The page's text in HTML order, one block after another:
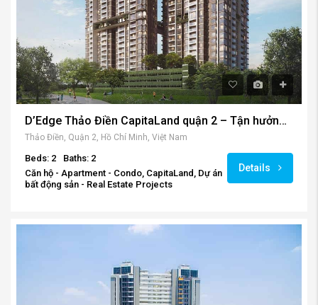
D’Edge Thảo Điền CapitaLand quận 2 – Tận hưởng cuộc sống
Thảo Điền, Quận 2, Hồ Chí Minh, Việt Nam
Beds: 2
Baths: 2
Căn hộ - Apartment - Condo, CapitaLand, Dự án
bất động sản - Real Estate Projects
Details